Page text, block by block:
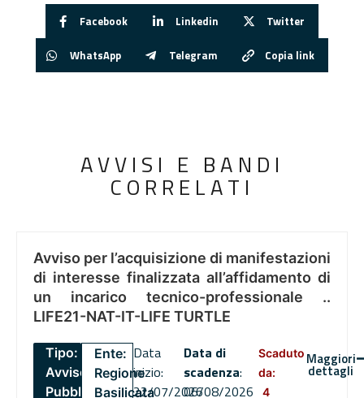
Facebook Linkedin Twitter
WhatsApp Telegram Copia link
AVVISI E BANDI
CORRELATI
Avviso per l’acquisizione di manifestazioni
di interesse finalizzata all’affidamento di
un incarico tecnico-professionale ..
LIFE21-NAT-IT-LIFE TURTLE
Tipo:
Avviso
Pubblico
Ente:
Regione
Basilicata
Data
inizio:
22/07/2026
Data di
scadenza:
06/08/2026
Scaduto
da:
4
Maggiori
dettagli